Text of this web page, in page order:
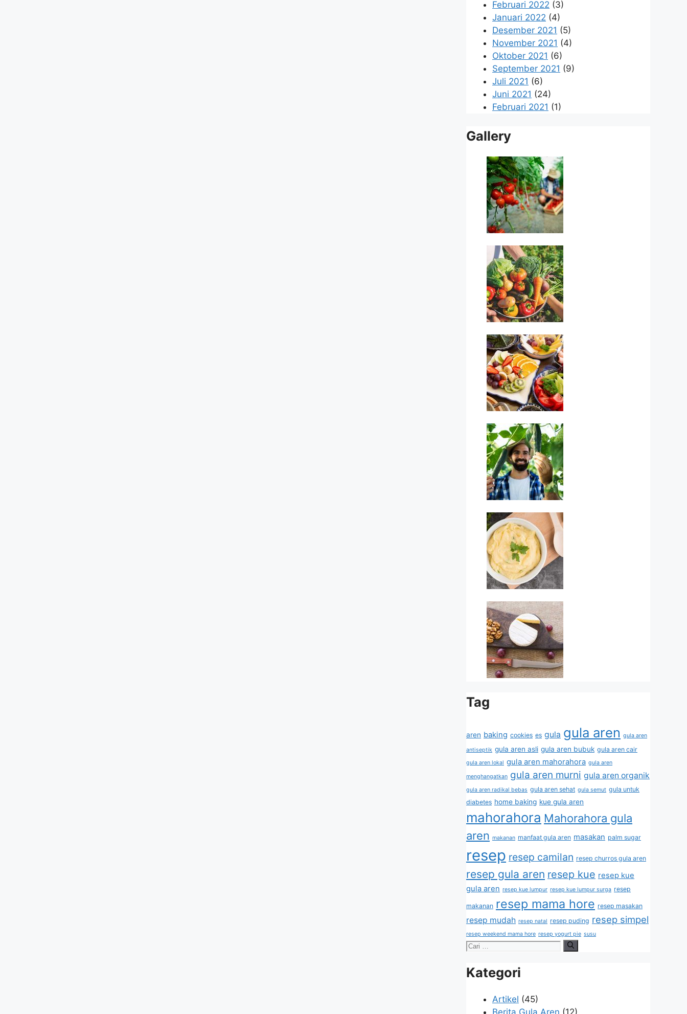
Februari 2022 (3)
Januari 2022 (4)
Desember 2021 (5)
November 2021 (4)
Oktober 2021 (6)
September 2021 (9)
Juli 2021 (6)
Juni 2021 (24)
Februari 2021 (1)
Gallery
Tag
aren baking cookies es gula gula aren gula aren
antiseptik gula aren asli gula aren bubuk gula aren cair
gula aren lokal gula aren mahorahora gula aren
menghangatkan gula aren murni gula aren organik
gula aren radikal bebas gula aren sehat gula semut gula untuk
diabetes home baking kue gula aren
mahorahora Mahorahora gula
aren makanan manfaat gula aren masakan palm sugar
resep resep camilan resep churros gula aren
resep gula aren resep kue resep kue
gula aren resep kue lumpur resep kue lumpur surga resep
makanan resep mama hore resep masakan
resep mudah resep natal resep puding resep simpel
resep weekend mama hore resep yogurt pie susu
Kategori
Artikel (45)
Berita Gula Aren (12)